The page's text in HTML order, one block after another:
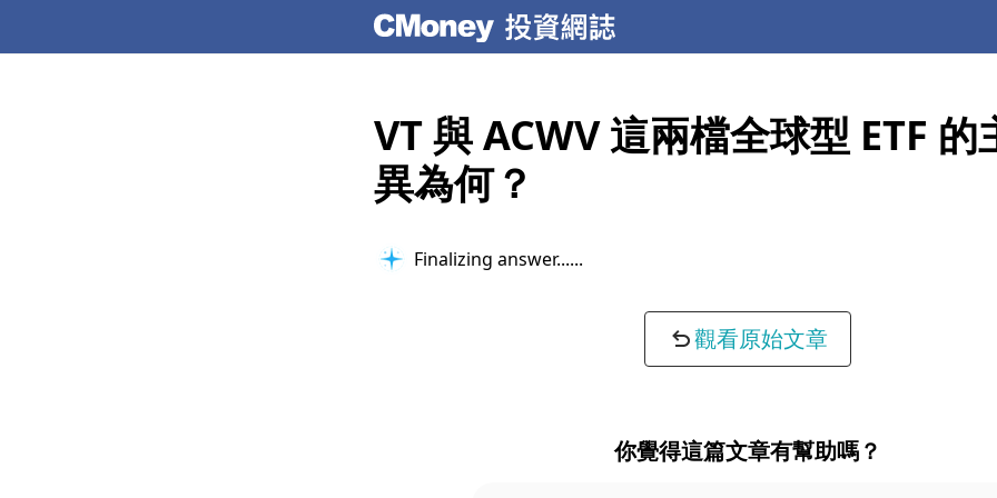
VT 與 ACWV 這兩檔全球型 ETF 的
異為何？
Finalizing answer...
觀看原始文章
你覺得這篇文章有幫助嗎？